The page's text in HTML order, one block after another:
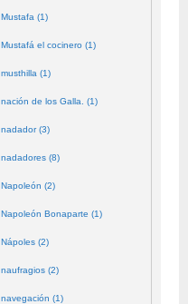
Mustafa (1)
Mustafá el cocinero (1)
musthilla (1)
nación de los Galla. (1)
nadador (3)
nadadores (8)
Napoleón (2)
Napoleón Bonaparte (1)
Nápoles (2)
naufragios (2)
navegación (1)